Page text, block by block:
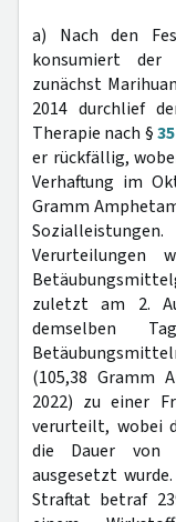
a) Nach den
konsumiert
zunächst
2014 durchlief
Therapie nach §35
er rückfällig,
Verhaftung im
Gramm
Verurteilungen
zuletzt am 2.
demselben
(105,38 Gramm
2022) zu einer
verurteilt, wobei
die Dauer von
ausgesetzt
Straftat betraf